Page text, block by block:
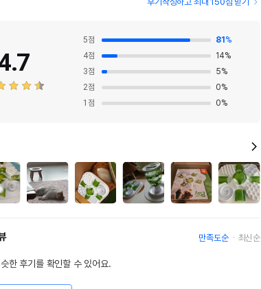
5점 81 %
4점 14%
3점 5%
2점 0%
1 점 0%
만족도순 최신순
한 후기를 확인할 수 있어요.